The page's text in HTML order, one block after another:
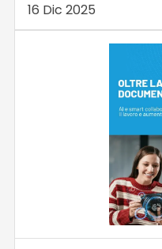
16 Dic 2025